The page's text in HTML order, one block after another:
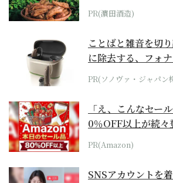
PR(濵田酒造)
ことばと雑音を切
に除去する、フォ
位モデル
PR(ソノヴァ・ジャパン
「え、こんなセー
0％OFF以上が続
本気が...
PR(Amazon)
SNSアカウントを